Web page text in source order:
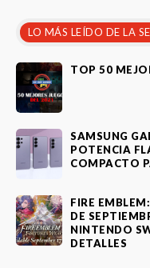
LO MÁS LEÍDO DE LA
TOP 50
SAMSUNG
POTENCIA
COMPACTO
FIRE
DE
NINTENDO
DETALLES